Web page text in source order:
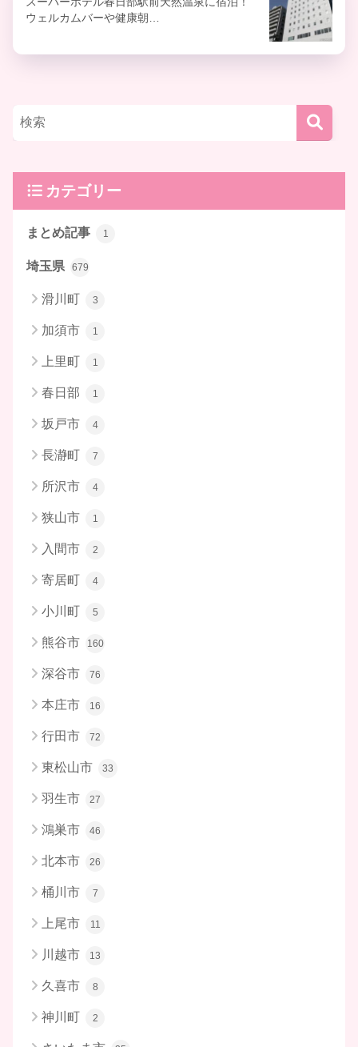
ウェルカムバーや健康朝…
カテゴリー
まとめ記事 1
埼玉県 679
滑川町 3
加須市 1
上里町 1
春日部 1
坂戸市 4
長瀞町 7
所沢市 4
狭山市 1
入間市 2
寄居町 4
小川町 5
熊谷市 160
深谷市 76
本庄市 16
行田市 72
東松山市 33
羽生市 27
鴻巣市 46
北本市 26
桶川市 7
上尾市 11
川越市 13
久喜市 8
神川町 2